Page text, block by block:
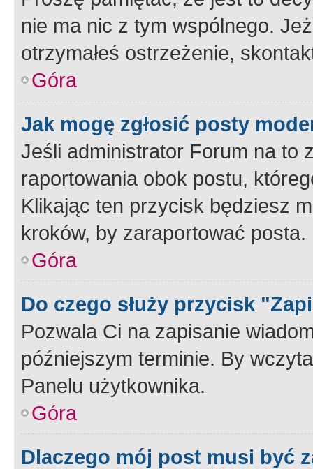
nie ma nic z tym wspólnego.
otrzymałeś ostrzeżenie,
Góra
Jak mogę zgłosić posty
Jeśli administrator Forum na to
raportowania obok postu,
Klikając ten przycisk będziesz
kroków, by zaraportować posta.
Góra
Do czego służy przycisk
Pozwala Ci na zapisanie
późniejszym terminie. By
Panelu użytkownika.
Góra
Dlaczego mój post musi być